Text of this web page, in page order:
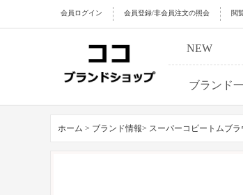
会員ログイン 会員登録/非会員注文の照会 閲
NEW
ブランド
ホーム > ブランド情報> スーパーコピートムブ